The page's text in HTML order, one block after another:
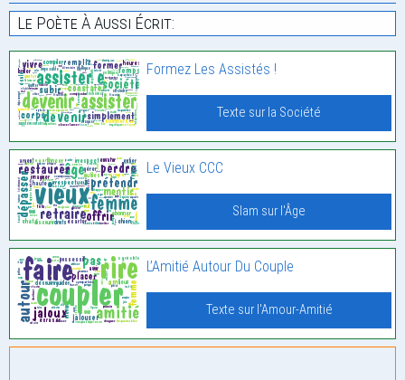
Le Poète À Aussi Écrit:
Formez Les Assistés !
Texte sur la Société
Le Vieux CCC
Slam sur l'Âge
L’Amitié Autour Du Couple
Texte sur l'Amour-Amitié